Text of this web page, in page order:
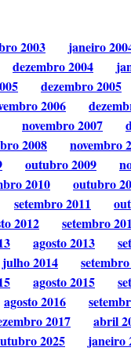
2003 janeiro
dezembro 2004
dezembro 2005
2006
novembro 2007
2008 novembro
outubro 2009
2010 outubro
setembro 2011
2012 setembro
agosto 2013
julho 2014
agosto 2015
agosto 2016
2017 abril
2025 janeiro